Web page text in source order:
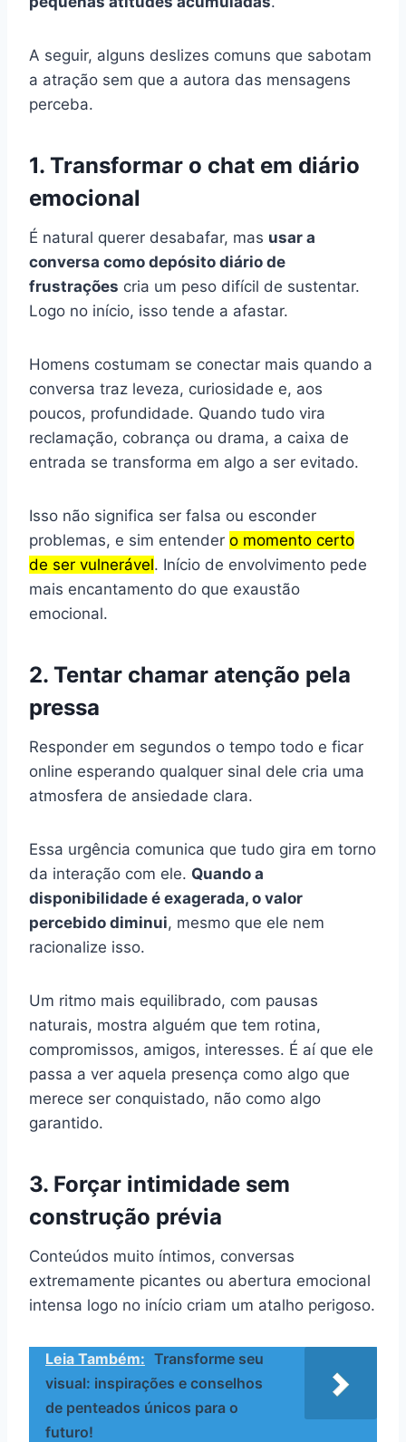
A seguir, alguns deslizes comuns que sabotam
a atração sem que a autora das mensagens
perceba.
1. Transformar o chat em diário
emocional
É natural querer desabafar, mas usar a
conversa como depósito diário de
frustrações cria um peso difícil de sustentar.
Logo no início, isso tende a afastar.
Homens costumam se conectar mais quando a
conversa traz leveza, curiosidade e, aos
poucos, profundidade. Quando tudo vira
reclamação, cobrança ou drama, a caixa de
entrada se transforma em algo a ser evitado.
Isso não significa ser falsa ou esconder
problemas, e sim entender o momento certo
de ser vulnerável. Início de envolvimento pede
mais encantamento do que exaustão
emocional.
2. Tentar chamar atenção pela
pressa
Responder em segundos o tempo todo e ficar
online esperando qualquer sinal dele cria uma
atmosfera de ansiedade clara.
Essa urgência comunica que tudo gira em torno
da interação com ele. Quando a
disponibilidade é exagerada, o valor
percebido diminui, mesmo que ele nem
racionalize isso.
Um ritmo mais equilibrado, com pausas
naturais, mostra alguém que tem rotina,
compromissos, amigos, interesses. É aí que ele
passa a ver aquela presença como algo que
merece ser conquistado, não como algo
garantido.
3. Forçar intimidade sem
construção prévia
Conteúdos muito íntimos, conversas
extremamente picantes ou abertura emocional
intensa logo no início criam um atalho perigoso.
Leia Também: Transforme seu
visual: inspirações e conselhos
de penteados únicos para o
futuro!